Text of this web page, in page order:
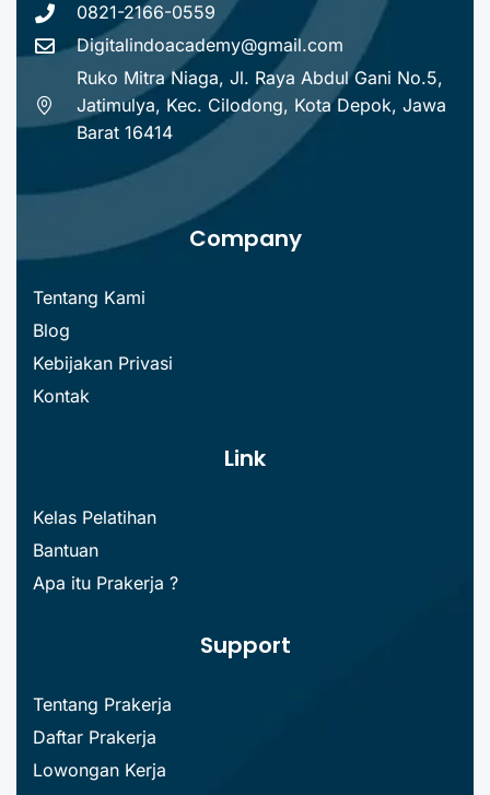
0821-2166-0559
Digitalindoacademy@gmail.com
Ruko Mitra Niaga, Jl. Raya Abdul Gani No.5,
Jatimulya, Kec. Cilodong, Kota Depok, Jawa
Barat 16414
Company
Tentang Kami
Blog
Kebijakan Privasi
Kontak
Link
Kelas Pelatihan
Bantuan
Apa itu Prakerja ?
Support
Tentang Prakerja
Daftar Prakerja
Lowongan Kerja